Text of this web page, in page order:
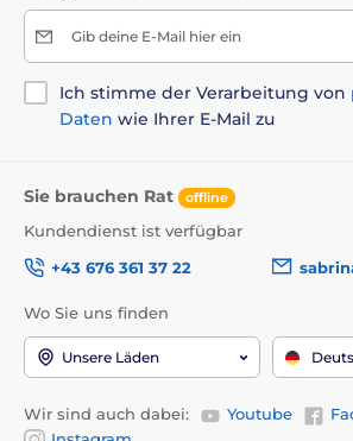
Gib deine E-Mail hier ein
Ich stimme der Verarbeitung von
Daten wie Ihrer E-Mail zu
Sie brauchen Rat offline
Kundendienst ist verfügbar
+43 676 361 37 22
Wo Sie uns finden
Unsere Läden
Wir sind auch dabei: Youtube